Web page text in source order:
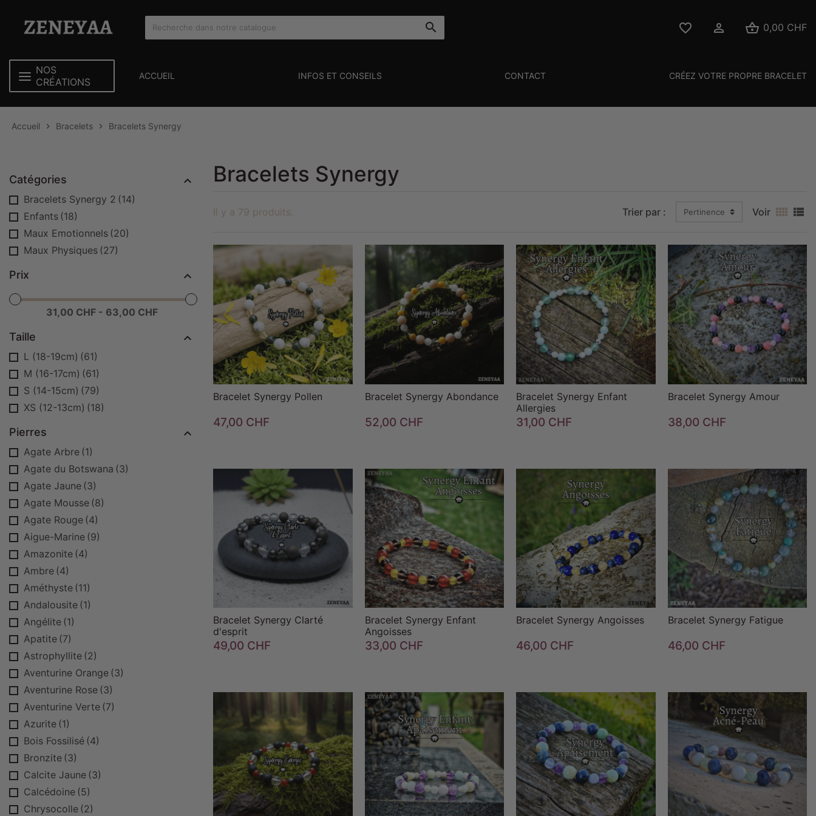
    0,00 CHF
NOS
CRÉATIONS
ACCUEIL INFOS ET CONSEILS CONTACT CRÉEZ VOTRE PROPRE BRACELET
Accueil  Bracelets  Bracelets Synergy
Catégories 
Bracelets Synergy 2 (14)
Enfants (18)
Maux Emotionnels (20)
Maux Physiques (27)
Prix 
31,00 CHF - 63,00 CHF
Taille 
L (18-19cm) (61)
M (16-17cm) (61)
S (14-15cm) (79)
XS (12-13cm) (18)
Pierres 
Agate Arbre (1)
Agate du Botswana (3)
Agate Jaune (3)
Agate Mousse (8)
Agate Rouge (4)
Aigue-Marine (9)
Amazonite (4)
Ambre (4)
Améthyste (11)
Andalousite (1)
Angélite (1)
Apatite (7)
Astrophyllite (2)
Aventurine Orange (3)
Aventurine Rose (3)
Aventurine Verte (7)
Azurite (1)
Bois Fossilisé (4)
Bronzite (3)
Calcite Jaune (3)
Calcédoine (5)
Chrysocolle (2)
Bracelets Synergy
Trier par : Pertinence Voir  
Il y a 79 produits.
  favorite_border
Bracelet Synergy Pollen
47,00 CHF
  favorite_border
Bracelet Synergy Abondance
52,00 CHF
  favorite_border
Bracelet Synergy Enfant
Allergies
31,00 CHF
  favorite_border
Bracelet Synergy Amour
38,00 CHF

Bracelet Synergy Clarté
d'esprit
49,00 CHF
  favorite_border
Bracelet Synergy Enfant
Angoisses
33,00 CHF
  favorite_border
Bracelet Synergy Angoisses
46,00 CHF
  favorite_border
Bracelet Synergy Fatigue
46,00 CHF
  favorite_border   favorite_border   favorite_border   favorite_border